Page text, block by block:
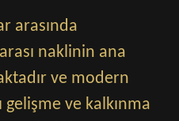
arasında
naklinin ana
ve modern
gelişme ve kalkınma